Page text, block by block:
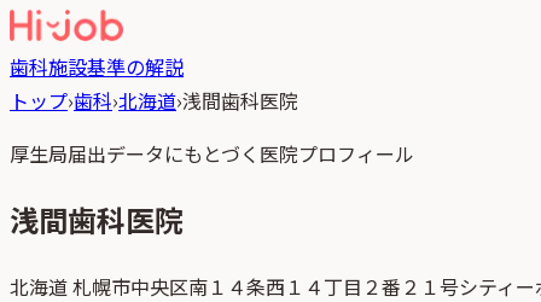
歯科施設基準の解説
トップ›歯科›北海道›浅間歯科医院
厚生局届出データにもとづく医院プロフィール
浅間歯科医院
北海道札幌市中央区南１４条西１４丁目２番２１号シティ